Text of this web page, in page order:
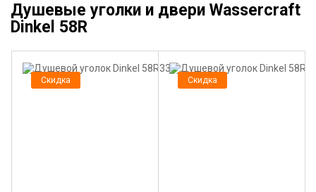
Душевые уголки и двери Wassercraft
Dinkel 58R
Скидка Скидка